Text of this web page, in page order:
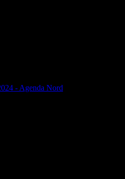
- Agenda Nord